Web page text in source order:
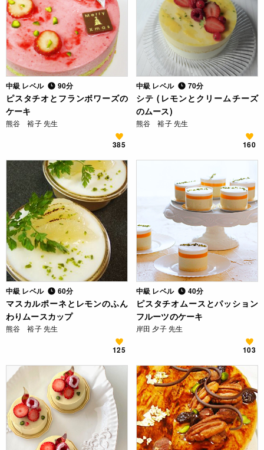
中級 レベル 90分
ピスタチオとフランボワーズの
ケーキ
熊谷 裕子 先生
385
中級 レベル 70分
シテ (レモンとクリームチーズ
のムース)
熊谷 裕子 先生
160
中級 レベル 60分
マスカルポーネとレモンのふん
わりムースカップ
熊谷 裕子 先生
125
中級 レベル 40分
ピスタチオムースとパッション
フルーツのケーキ
岸田 夕子 先生
103